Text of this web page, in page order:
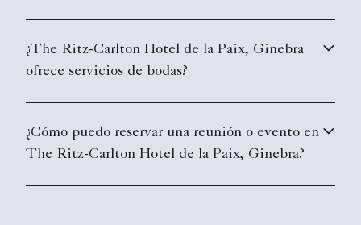
¿The Ritz-Carlton Hotel de la Paix, Ginebra
ofrece servicios de bodas?
¿Cómo puedo reservar una reunión o evento en
The Ritz-Carlton Hotel de la Paix, Ginebra?